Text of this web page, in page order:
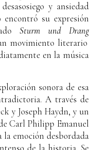
y ansiedad
encontró su expresión
Sturm und Drang
movimiento literario
en la música
sonora de esa
A través de
y Joseph Haydn, y un
Carl Philipp Emanuel
la emoción desbordada